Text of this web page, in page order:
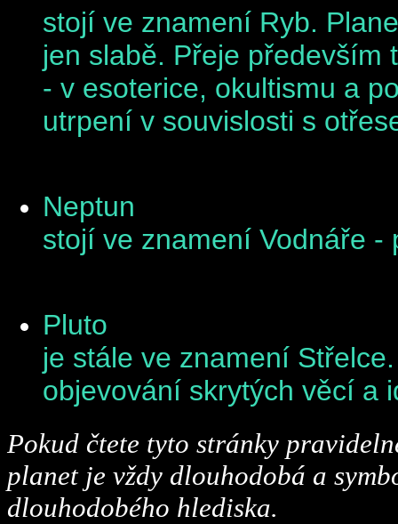
stojí ve znamení Ryb.
jen slabě. Přeje především
- v esoterice, okultismu a
utrpení v souvislosti s
Neptun
stojí ve znamení Vodnáře
Pluto
je stále ve znamení
objevování skrytých věcí a
Pokud čtete tyto stránky
planet je vždy dlouhodobá a
dlouhodobého hlediska.